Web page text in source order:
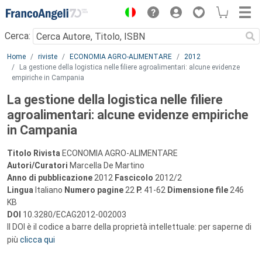
Menu
Cerca:
Main content
Home riviste ECONOMIA AGRO-ALIMENTARE
2012
La gestione della logistica nelle filiere agroalimentari: alcune evidenze
empiriche in Campania
La gestione della logistica nelle filiere
agroalimentari: alcune evidenze empiriche
in Campania
Titolo Rivista ECONOMIA AGRO-ALIMENTARE
Autori/Curatori Marcella De Martino
Anno di pubblicazione 2012 Fascicolo 2012/2
Lingua Italiano Numero pagine 22 P. 41-62 Dimensione file 246
KB
DOI 10.3280/ECAG2012-002003
Il DOI è il codice a barre della proprietà intellettuale: per saperne di
più clicca qui